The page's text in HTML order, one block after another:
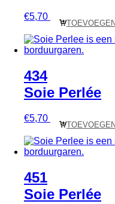
€5,70
434
Soie Perlée
€5,70
451
Soie Perlée